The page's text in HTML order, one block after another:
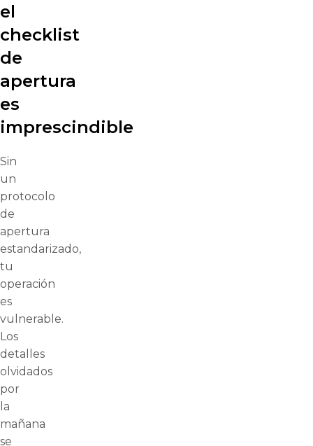
el
checklist
de
apertura
es
imprescindible
Sin
un
protocolo
de
apertura
estandarizado,
tu
operación
es
vulnerable.
Los
detalles
olvidados
por
la
mañana
se